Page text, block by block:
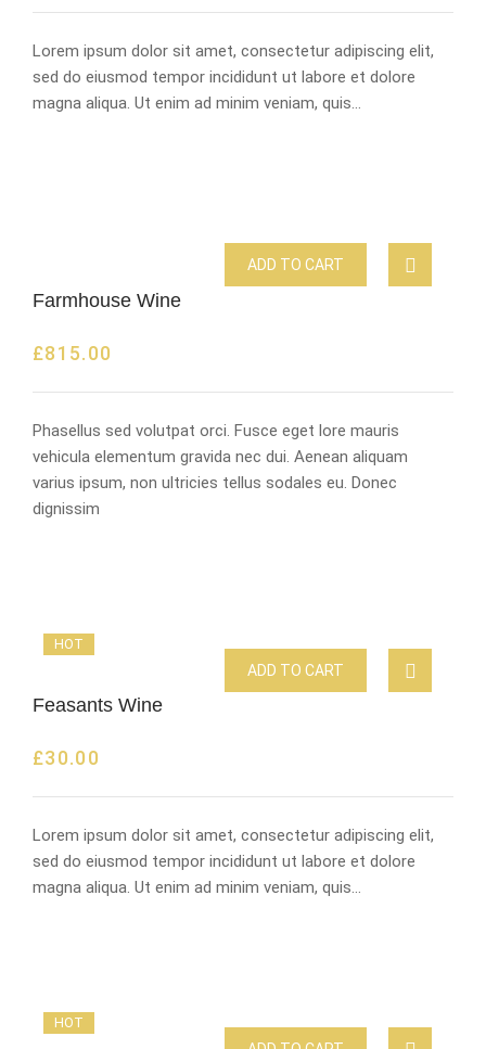
Lorem ipsum dolor sit amet, consectetur adipiscing elit,
sed do eiusmod tempor incididunt ut labore et dolore
magna aliqua. Ut enim ad minim veniam, quis…
Farmhouse Wine
£815.00
ADD TO CART
Phasellus sed volutpat orci. Fusce eget lore mauris
vehicula elementum gravida nec dui. Aenean aliquam
varius ipsum, non ultricies tellus sodales eu. Donec
dignissim
HOT
Feasants Wine
£30.00
ADD TO CART
Lorem ipsum dolor sit amet, consectetur adipiscing elit,
sed do eiusmod tempor incididunt ut labore et dolore
magna aliqua. Ut enim ad minim veniam, quis…
HOT